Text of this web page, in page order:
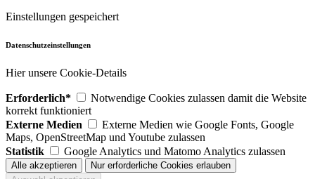
Einstellungen gespeichert
Datenschutzeinstellungen
Hier unsere Cookie-Details
Erforderlich*
Notwendige Cookies zulassen damit die Website
korrekt funktioniert
Externe Medien
Externe Medien wie Google Fonts, Google
Maps, OpenStreetMap und Youtube zulassen
Statistik
Google Analytics und Matomo Analytics zulassen